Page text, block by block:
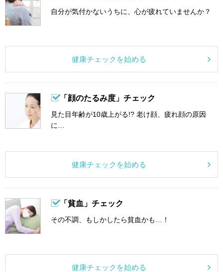
自分が気付かないうちに、心が疲れていませんか？
健康チェックを始める
「顔のたるみ度」チェック
見た目年齢が10歳上がる!? 老け顔、疲れ顔の原因
に…
健康チェックを始める
「貧血」チェック
その不調、もしかしたら貧血かも…！
健康チェックを始める